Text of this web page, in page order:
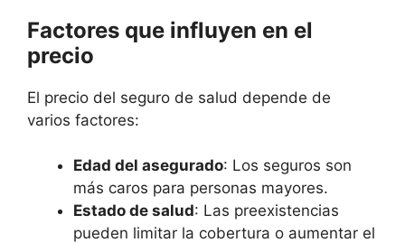
Factores que influyen en el
precio
El precio del seguro de salud depende de
varios factores:
Edad del asegurado: Los seguros son
más caros para personas mayores.
Estado de salud: Las preexistencias
pueden limitar la cobertura o aumentar el